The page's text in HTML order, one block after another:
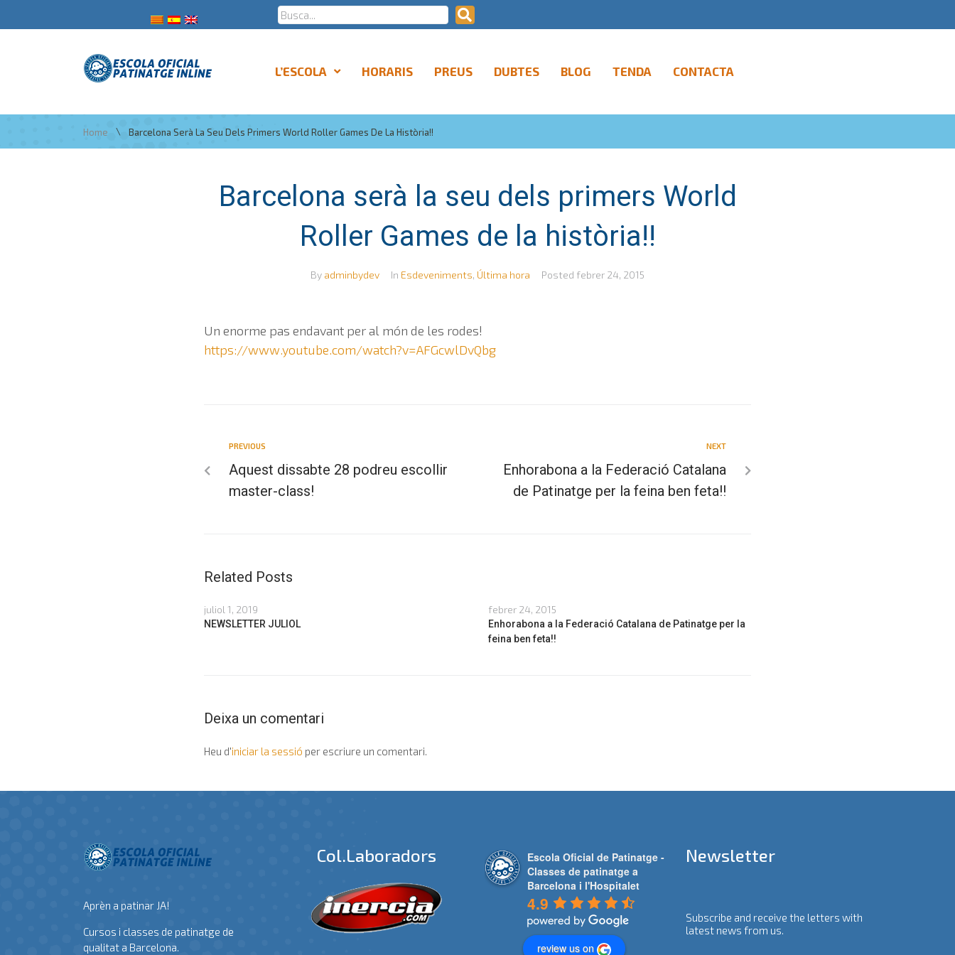
L’ESCOLA HORARIS PREUS DUBTES BLOG TENDA CONTACTA
Home \ Barcelona Serà La Seu Dels Primers World Roller Games De La Història!!
Barcelona serà la seu dels primers World
Roller Games de la història!!
By adminbydev In Esdeveniments, Última hora Posted febrer 24, 2015
Un enorme pas endavant per al món de les rodes!
https://www.youtube.com/watch?v=AFGcwlDvQbg
PREVIOUS
Aquest dissabte 28 podreu escollir
master-class!
NEXT
Enhorabona a la Federació Catalana
de Patinatge per la feina ben feta!!
Related Posts
juliol 1, 2019
NEWSLETTER JULIOL
febrer 24, 2015
Enhorabona a la Federació Catalana de Patinatge per la
feina ben feta!!
Deixa un comentari
Heu d'iniciar la sessió per escriure un comentari.
Aprèn a patinar JA!
Cursos i classes de patinatge de
qualitat a Barcelona.
Col.laboradors
Escola Oficial de Patinatge -
Classes de patinatge a
Barcelona i l'Hospitalet
4.9
review us on
Newsletter
Subscribe and receive the letters with
latest news from us.